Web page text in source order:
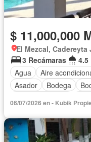
$ 11,000,000
El Mezcal, Cadereyta
3 Recámaras
4.5
Agua
Aire
Asador
Bodega
Recámara
Televisión por cable
06/07/2026 en - Kubik